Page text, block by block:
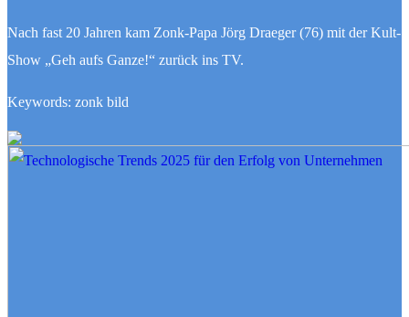
Nach fast 20 Jahren kam Zonk-Papa Jörg Draeger (76) mit der Kult-
Show „Geh aufs Ganze!“ zurück ins TV.
Keywords: zonk bild